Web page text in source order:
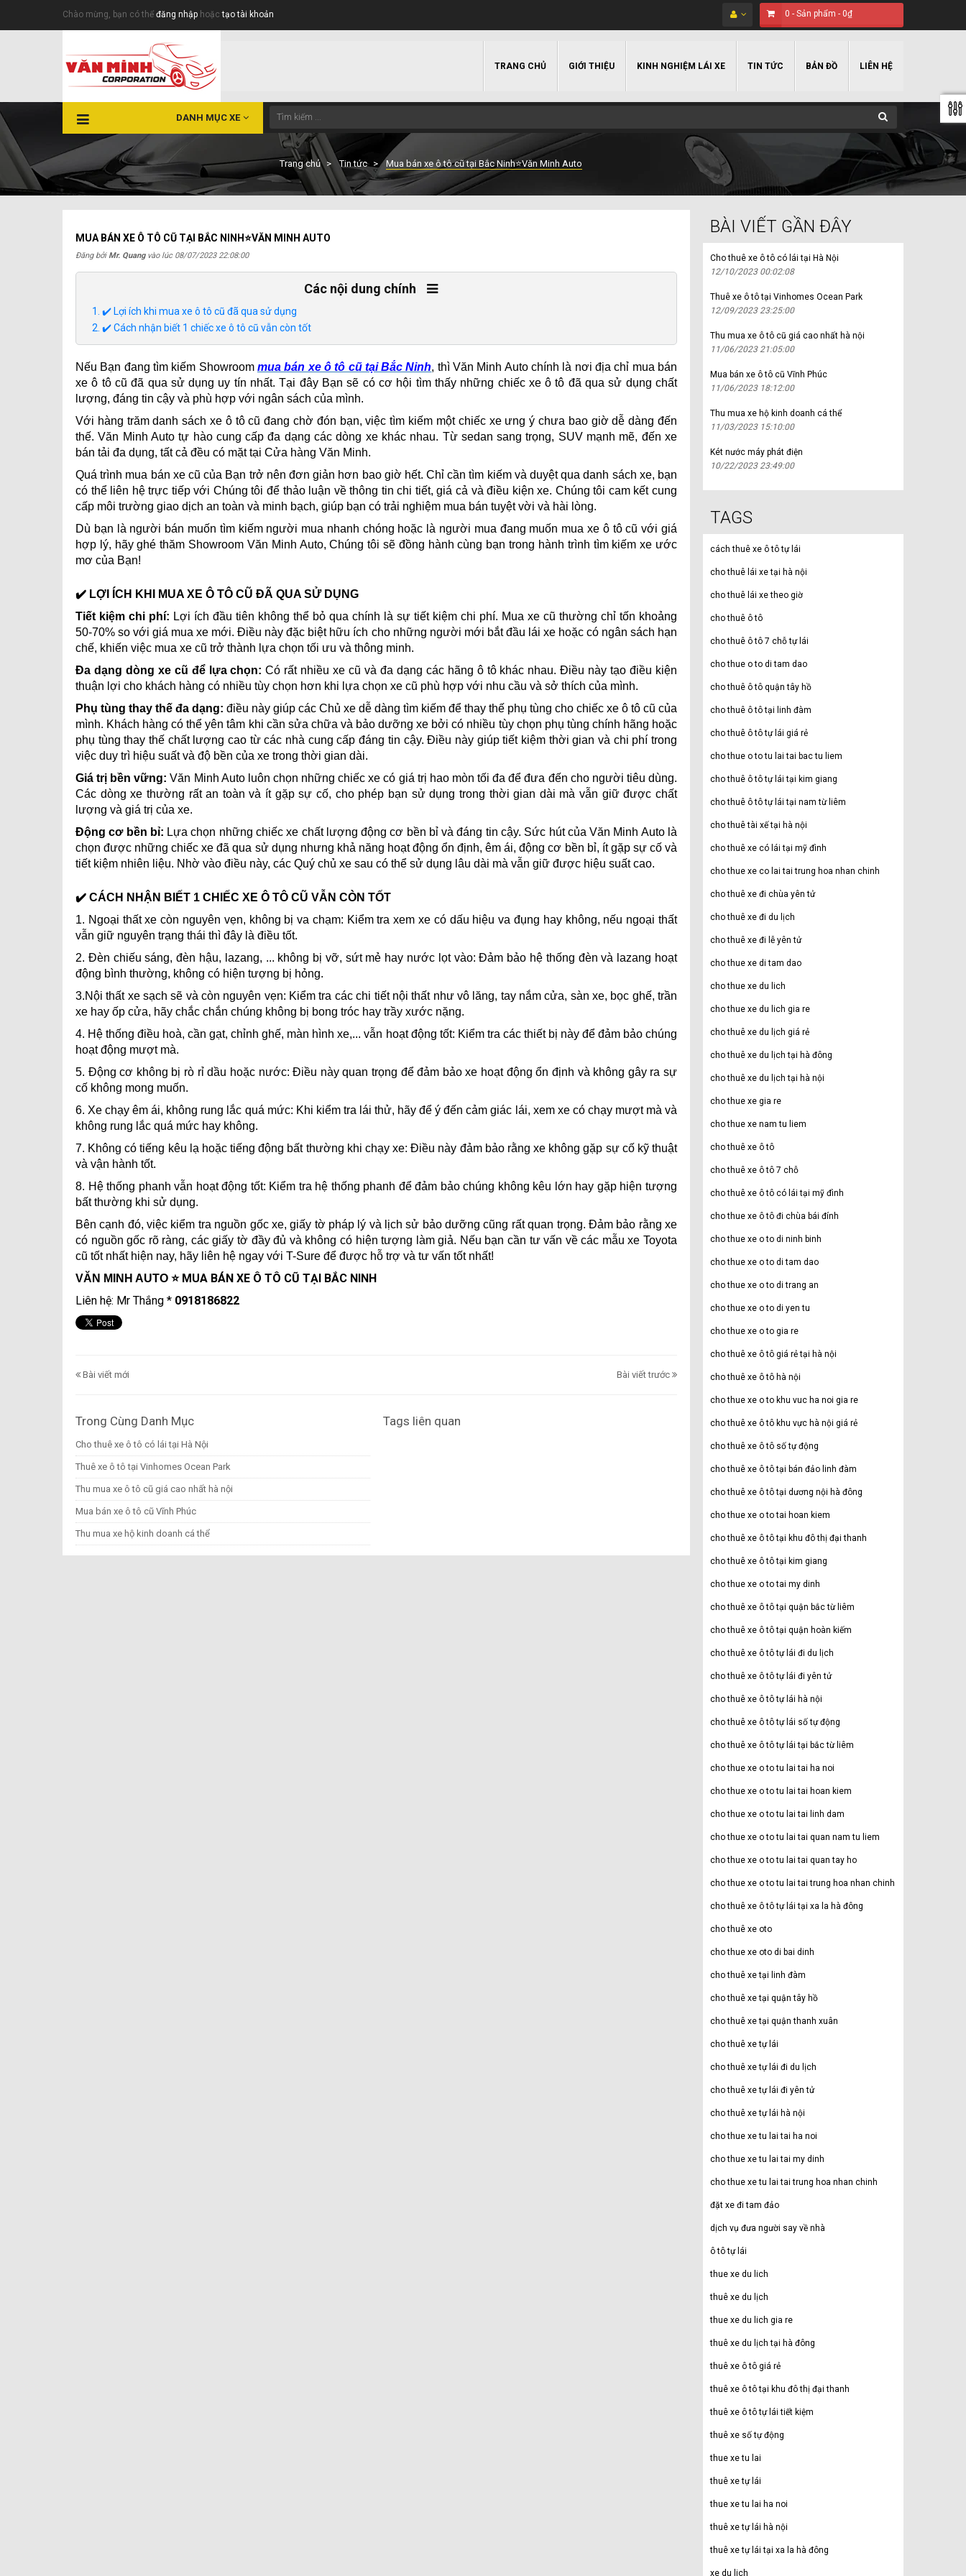
0 - Sản phẩm - 0₫
Chào mừng, bạn có thể đăng nhập hoặctạo tài khoản
TRANG CHỦ GIỚI THIỆU KINH NGHIỆM LÁI XE TIN TỨC BẢN ĐỒ LIÊN HỆ
DANH MỤC XE
Trang chủ Tin tức Mua bán xe ô tô cũ tại Bắc Ninh⭐Văn Minh Auto
MUA BÁN XE Ô TÔ CŨ TẠI BẮC NINH⭐VĂN MINH AUTO
Đăng bởiMr. Quangvào lúc 08/07/2023 22:08:00
Các nội dung chính
✔️ Lợi ích khi mua xe ô tô cũ đã qua sử dụng
✔️ Cách nhận biết 1 chiếc xe ô tô cũ vẫn còn tốt
Nếu Bạn đang tìm kiếm Showroom mua bán xe ô tô cũ tại Bắc Ninh, thì Văn Minh Auto chính là nơi địa chỉ mua bán
xe ô tô cũ đã qua sử dụng uy tín nhất. Tại đây Bạn sẽ có cơ hội tìm thấy những chiếc xe ô tô đã qua sử dụng chất
lượng, đáng tin cậy và phù hợp với ngân sách của mình.
Với hàng trăm danh sách xe ô tô cũ đang chờ đón bạn, việc tìm kiếm một chiếc xe ưng ý chưa bao giờ dễ dàng đến
thế. Văn Minh Auto tự hào cung cấp đa dạng các dòng xe khác nhau. Từ sedan sang trọng, SUV mạnh mẽ, đến xe
bán tải đa dụng, tất cả đều có mặt tại Cửa hàng Văn Minh.
Quá trình mua bán xe cũ của Bạn trở nên đơn giản hơn bao giờ hết. Chỉ cần tìm kiếm và duyệt qua danh sách xe, bạn
có thể liên hệ trực tiếp với Chúng tôi để thảo luận về thông tin chi tiết, giá cả và điều kiện xe. Chúng tôi cam kết cung
cấp môi trường giao dịch an toàn và minh bạch, giúp bạn có trải nghiệm mua bán tuyệt vời và hài lòng.
Dù bạn là người bán muốn tìm kiếm người mua nhanh chóng hoặc là người mua đang muốn mua xe ô tô cũ với giá
hợp lý, hãy ghé thăm Showroom Văn Minh Auto, Chúng tôi sẽ đồng hành cùng bạn trong hành trình tìm kiếm xe ước
mơ của Bạn!
✔️ LỢI ÍCH KHI MUA XE Ô TÔ CŨ ĐÃ QUA SỬ DỤNG
Tiết kiệm chi phí: Lợi ích đầu tiên không thể bỏ qua chính là sự tiết kiệm chi phí. Mua xe cũ thường chỉ tốn khoảng
50-70% so với giá mua xe mới. Điều này đặc biệt hữu ích cho những người mới bắt đầu lái xe hoặc có ngân sách hạn
chế, khiến việc mua xe cũ trở thành lựa chọn tối ưu và thông minh.
Đa dạng dòng xe cũ để lựa chọn:Có rất nhiều xe cũ và đa dạng các hãng ô tô khác nhau. Điều này tạo điều kiện
thuận lợi cho khách hàng có nhiều tùy chọn hơn khi lựa chọn xe cũ phù hợp với nhu cầu và sở thích của mình.
Phụ tùng thay thế đa dạng: điều này giúp các Chủ xe dễ dàng tìm kiếm để thay thế phụ tùng cho chiếc xe ô tô cũ của
mình. Khách hàng có thể yên tâm khi cần sửa chữa và bảo dưỡng xe bởi có nhiều tùy chọn phụ tùng chính hãng hoặc
phụ tùng thay thế chất lượng cao từ các nhà cung cấp đáng tin cậy. Điều này giúp tiết kiệm thời gian và chi phí trong
việc duy trì hiệu suất và độ bền của xe trong thời gian dài.
Giá trị bền vững: Văn Minh Auto luôn chọn những chiếc xe có giá trị hao mòn tối đa để đưa đến cho người tiêu dùng.
Các dòng xe thường rất an toàn và ít gặp sự cố, cho phép bạn sử dụng trong thời gian dài mà vẫn giữ được chất
lượng và giá trị của xe.
Động cơ bền bỉ: Lựa chọn những chiếc xe chất lượng động cơ bền bỉ và đáng tin cậy. Sức hút của Văn Minh Auto là
chọn được những chiếc xe đã qua sử dụng nhưng khả năng hoạt động ổn định, êm ái, động cơ bền bỉ, ít gặp sự cố và
tiết kiệm nhiên liệu. Nhờ vào điều này, các Quý chủ xe sau có thể sử dụng lâu dài mà vẫn giữ được hiệu suất cao.
✔️ CÁCH NHẬN BIẾT 1 CHIẾC XE Ô TÔ CŨ VẪN CÒN TỐT
1. Ngoại thất xe còn nguyên vẹn, không bị va chạm: Kiểm tra xem xe có dấu hiệu va đụng hay không, nếu ngoại thất
vẫn giữ nguyên trạng thái thì đây là điều tốt.
2. Đèn chiếu sáng, đèn hậu, lazang, ... không bị vỡ, sứt mẻ hay nước lọt vào: Đảm bảo hệ thống đèn và lazang hoạt
động bình thường, không có hiện tượng bị hỏng.
3.Nội thất xe sạch sẽ và còn nguyên vẹn: Kiểm tra các chi tiết nội thất như vô lăng, tay nắm cửa, sàn xe, bọc ghế, trần
xe hay ốp cửa, hãy chắc chắn chúng không bị bong tróc hay trầy xước nặng.
4. Hệ thống điều hoà, cần gạt, chỉnh ghế, màn hình xe,... vẫn hoạt động tốt: Kiểm tra các thiết bị này để đảm bảo chúng
hoạt động mượt mà.
5. Động cơ không bị rò rỉ dầu hoặc nước: Điều này quan trọng để đảm bảo xe hoạt động ổn định và không gây ra sự
cố không mong muốn.
6. Xe chạy êm ái, không rung lắc quá mức: Khi kiểm tra lái thử, hãy để ý đến cảm giác lái, xem xe có chạy mượt mà và
không rung lắc quá mức hay không.
7. Không có tiếng kêu lạ hoặc tiếng động bất thường khi chạy xe: Điều này đảm bảo rằng xe không gặp sự cố kỹ thuật
và vận hành tốt.
8. Hệ thống phanh vẫn hoạt động tốt: Kiểm tra hệ thống phanh để đảm bảo chúng không kêu lớn hay gặp hiện tượng
bất thường khi sử dụng.
Bên cạnh đó, việc kiểm tra nguồn gốc xe, giấy tờ pháp lý và lịch sử bảo dưỡng cũng rất quan trọng. Đảm bảo rằng xe
có nguồn gốc rõ ràng, các giấy tờ đầy đủ và không có hiện tượng làm giả. Nếu bạn cần tư vấn về các mẫu xe Toyota
cũ tốt nhất hiện nay, hãy liên hệ ngay với T-Sure để được hỗ trợ và tư vấn tốt nhất!
VĂN MINH AUTO ⭐ MUA BÁN XE Ô TÔ CŨ TẠI BẮC NINH
Liên hệ: Mr Thắng * 0918186822
Bài viết mới Bài viết trước
Trong Cùng Danh Mục
Cho thuê xe ô tô có lái tại Hà Nội
Thuê xe ô tô tại Vinhomes Ocean Park
Thu mua xe ô tô cũ giá cao nhất hà nội
Mua bán xe ô tô cũ Vĩnh Phúc
Thu mua xe hộ kinh doanh cá thể
Tags liên quan
BÀI VIẾT GẦN ĐÂY
Cho thuê xe ô tô có lái tại Hà Nội
12/10/2023 00:02:08
Thuê xe ô tô tại Vinhomes Ocean Park
12/09/2023 23:25:00
Thu mua xe ô tô cũ giá cao nhất hà nội
11/06/2023 21:05:00
Mua bán xe ô tô cũ Vĩnh Phúc
11/06/2023 18:12:00
Thu mua xe hộ kinh doanh cá thể
11/03/2023 15:10:00
Két nước máy phát điện
10/22/2023 23:49:00
TAGS
cách thuê xe ô tô tự lái
cho thuê lái xe tại hà nội
cho thuê lái xe theo giờ
cho thuê ô tô
cho thuê ô tô 7 chỗ tự lái
cho thue o to di tam dao
cho thuê ô tô quận tây hồ
cho thuê ô tô tại linh đàm
cho thuê ô tô tự lái giá rẻ
cho thue o to tu lai tai bac tu liem
cho thuê ô tô tự lái tại kim giang
cho thuê ô tô tự lái tại nam từ liêm
cho thuê tài xế tại hà nội
cho thuê xe có lái tại mỹ đình
cho thue xe co lai tai trung hoa nhan chinh
cho thuê xe đi chùa yên tử
cho thuê xe đi du lịch
cho thuê xe đi lễ yên tử
cho thue xe di tam dao
cho thue xe du lich
cho thue xe du lich gia re
cho thuê xe du lịch giá rẻ
cho thuê xe du lịch tại hà đông
cho thuê xe du lịch tại hà nội
cho thue xe gia re
cho thue xe nam tu liem
cho thuê xe ô tô
cho thuê xe ô tô 7 chỗ
cho thuê xe ô tô có lái tại mỹ đình
cho thue xe ô tô đi chùa bái đính
cho thue xe o to di ninh binh
cho thue xe o to di tam dao
cho thue xe o to di trang an
cho thue xe o to di yen tu
cho thue xe o to gia re
cho thuê xe ô tô giá rẻ tại hà nội
cho thuê xe ô tô hà nội
cho thue xe o to khu vuc ha noi gia re
cho thuê xe ô tô khu vực hà nội giá rẻ
cho thuê xe ô tô số tự động
cho thuê xe ô tô tại bán đảo linh đàm
cho thuê xe ô tô tại dương nội hà đông
cho thue xe o to tai hoan kiem
cho thuê xe ô tô tại khu đô thị đại thanh
cho thuê xe ô tô tại kim giang
cho thue xe o to tai my dinh
cho thuê xe ô tô tại quận bắc từ liêm
cho thuê xe ô tô tại quận hoàn kiếm
cho thuê xe ô tô tự lái đi du lịch
cho thuê xe ô tô tự lái đi yên tử
cho thuê xe ô tô tự lái hà nội
cho thuê xe ô tô tự lái số tự động
cho thuê xe ô tô tự lái tại bắc từ liêm
cho thue xe o to tu lai tai ha noi
cho thue xe o to tu lai tai hoan kiem
cho thue xe o to tu lai tai linh dam
cho thue xe o to tu lai tai quan nam tu liem
cho thue xe o to tu lai tai quan tay ho
cho thue xe o to tu lai tai trung hoa nhan chinh
cho thuê xe ô tô tự lái tại xa la hà đông
cho thuê xe oto
cho thue xe oto di bai dinh
cho thuê xe tại linh đàm
cho thuê xe tại quận tây hồ
cho thuê xe tại quận thanh xuân
cho thuê xe tự lái
cho thuê xe tự lái đi du lịch
cho thuê xe tự lái đi yên tử
cho thuê xe tự lái hà nội
cho thue xe tu lai tai ha noi
cho thue xe tu lai tai my dinh
cho thue xe tu lai tai trung hoa nhan chinh
đặt xe đi tam đảo
dịch vụ đưa người say về nhà
ô tô tự lái
thue xe du lich
thuê xe du lịch
thue xe du lich gia re
thuê xe du lịch tại hà đông
thuê xe ô tô giá rẻ
thuê xe ô tô tại khu đô thị đại thanh
thuê xe ô tô tự lái tiết kiệm
thuê xe số tự động
thue xe tu lai
thuê xe tự lái
thue xe tu lai ha noi
thuê xe tự lái hà nội
thuê xe tự lái tại xa la hà đông
xe du lich